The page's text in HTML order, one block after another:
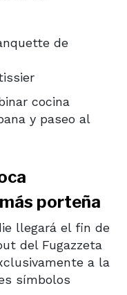
de
cocina
y paseo al
porteña
llegará el fin de
del Fugazzeta
a la
símbolos